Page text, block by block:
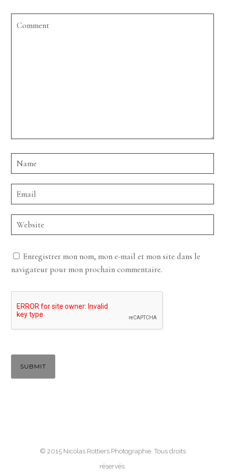
Enregistrer mon nom, mon e-mail et mon site dans le
navigateur pour mon prochain commentaire.
© 2015 Nicolas Rottiers Photographie. Tous droits
réservés.